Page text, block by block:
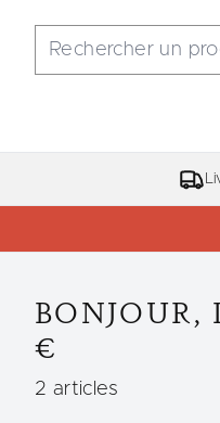
BONJOUR,
€
2 articles